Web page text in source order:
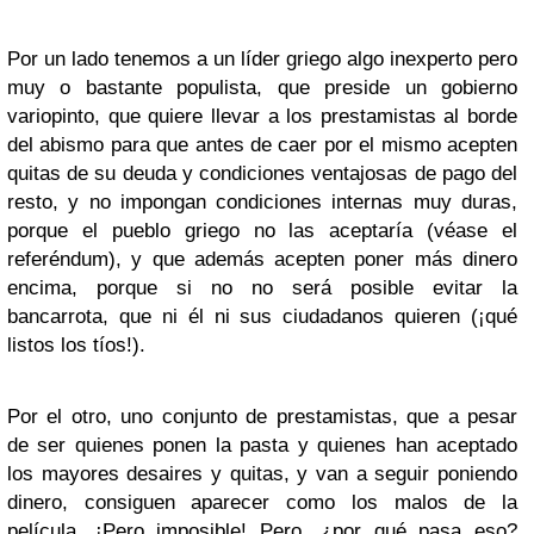
Por un lado tenemos a un líder griego algo inexperto pero
muy o bastante populista, que preside un gobierno
variopinto, que quiere llevar a los prestamistas al borde
del abismo para que antes de caer por el mismo acepten
quitas de su deuda y condiciones ventajosas de pago del
resto, y no impongan condiciones internas muy duras,
porque el pueblo griego no las aceptaría (véase el
referéndum), y que además acepten poner más dinero
encima, porque si no no será posible evitar la
bancarrota, que ni él ni sus ciudadanos quieren (¡qué
listos los tíos!).
Por el otro, uno conjunto de prestamistas, que a pesar
de ser quienes ponen la pasta y quienes han aceptado
los mayores desaires y quitas, y van a seguir poniendo
dinero, consiguen aparecer como los malos de la